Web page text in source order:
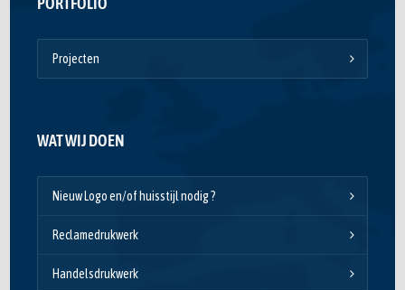
Projecten
WAT WIJ DOEN
Nieuw Logo en/of huisstijl nodig ?
Reclamedrukwerk
Handelsdrukwerk